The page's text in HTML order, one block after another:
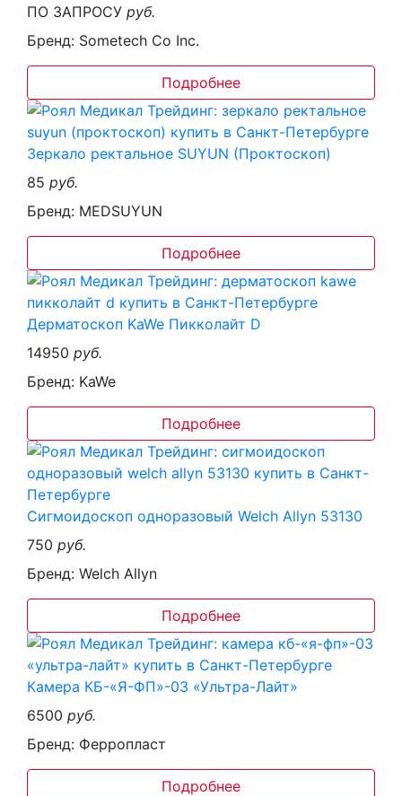
ПО ЗАПРОСУ руб.
Бренд: Sometech Co Inc.
Подробнее
Зеркало ректальное SUYUN (Проктоскоп)
85 руб.
Бренд: MEDSUYUN
Подробнее
Дерматоскоп KaWe Пикколайт D
14950 руб.
Бренд: KaWe
Подробнее
Сигмоидоскоп одноразовый Welch Allyn 53130
750 руб.
Бренд: Welch Allyn
Подробнее
Камера КБ-«Я-ФП»-03 «Ультра-Лайт»
6500 руб.
Бренд: Ферропласт
Подробнее